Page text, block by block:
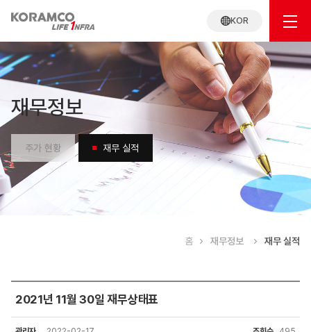
KOR
재무정보
주가 현황 재무 실적
홈 재무정보 재무 실적
실적
2021년 11월 30일 재무상태표